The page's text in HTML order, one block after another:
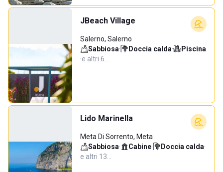
JBeach Village
Salerno, Salerno
Sabbiosa· Doccia calda·
Piscina
·e altri 6…
Lido Marinella
Meta Di Sorrento, Meta
Sabbiosa· Cabine· Doccia calda·
e altri 13…